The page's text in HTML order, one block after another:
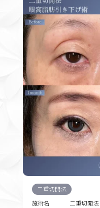
二重切開法
施術名
二重切開